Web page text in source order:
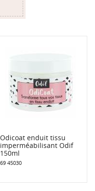
Odicoat enduit tissu
imperméabilisant Odif
150ml
69 45030